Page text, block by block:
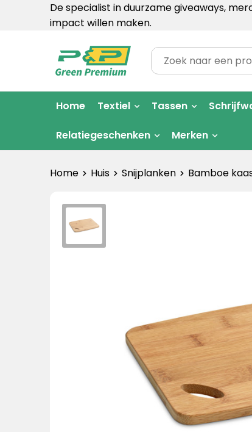
De specialist in duurzame giveaways,
impact willen maken.
Home Textiel Tassen
Relatiegeschenken Merken
Home Huis Snijplanken Bamboe